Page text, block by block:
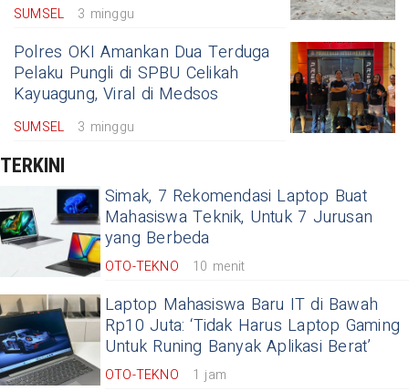
SUMSEL 3 minggu
Polres OKI Amankan Dua Terduga
Pelaku Pungli di SPBU Celikah
Kayuagung, Viral di Medsos
SUMSEL 3 minggu
TERKINI
Simak, 7 Rekomendasi Laptop Buat
Mahasiswa Teknik, Untuk 7 Jurusan
yang Berbeda
OTO-TEKNO 10 menit
Laptop Mahasiswa Baru IT di Bawah
Rp10 Juta: ‘Tidak Harus Laptop Gaming
Untuk Runing Banyak Aplikasi Berat’
OTO-TEKNO 1 jam